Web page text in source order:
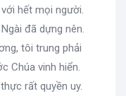
hết mọi người.
đã dựng nên.
tôi trung phải
Chúa vinh hiển.
rất quyền uy.